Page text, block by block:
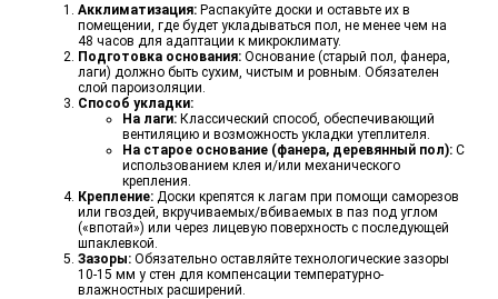
Акклиматизация:Распакуйте доски и оставьте их в
помещении, где будет укладываться пол, не менее чем на
48 часов для адаптации к микроклимату.
Подготовка основания:Основание (старый пол, фанера,
лаги) должно быть сухим, чистым и ровным. Обязателен
слой пароизоляции.
Способ укладки:
На лаги:Классический способ, обеспечивающий
вентиляцию и возможность укладки утеплителя.
На старое основание (фанера, деревянный пол):С
использованием клея и/или механического
крепления.
Крепление:Доски крепятся к лагам при помощи саморезов
или гвоздей, вкручиваемых/вбиваемых в паз под углом
(«впотай») или через лицевую поверхность с последующей
шпаклевкой.
Зазоры:Обязательно оставляйте технологические зазоры
10-15 мм у стен для компенсации температурно-
влажностных расширений.